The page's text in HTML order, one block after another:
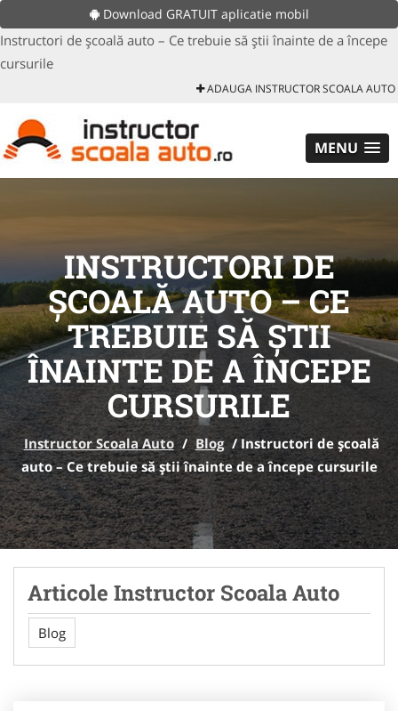
Download GRATUIT aplicatie mobil
Instructori de școală auto – Ce trebuie să știi înainte de a începe
cursurile
ADAUGA INSTRUCTOR SCOALA AUTO
MENU
INSTRUCTORI DE
ȘCOALĂ AUTO – CE
TREBUIE SĂ ȘTII
ÎNAINTE DE A ÎNCEPE
CURSURILE
Instructor Scoala Auto / Blog /Instructori de școală
auto – Ce trebuie să știi înainte de a începe cursurile
Articole Instructor Scoala Auto
Blog